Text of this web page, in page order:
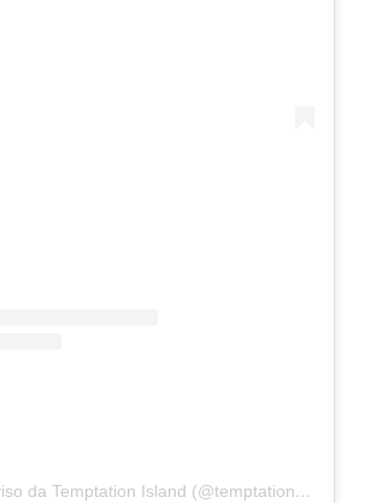
Un post condiviso da Temptation Island (@temptationisland_official)